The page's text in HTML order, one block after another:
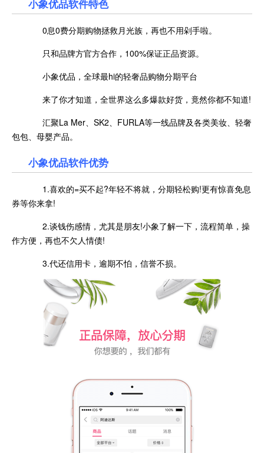
小象优品软件特色
0息0费分期购物拯救月光族，再也不用剁手啦。
只和品牌方官方合作，100%保证正品资源。
小象优品，全球最hi的轻奢品购物分期平台
来了你才知道，全世界这么多爆款好货，竟然你都不知道!
汇聚La Mer、SK2、FURLA等一线品牌及各类美妆、轻奢
包包、母婴产品。
小象优品软件优势
1.喜欢的=买不起?年轻不将就，分期轻松购!更有惊喜免息
券等你来拿!
2.谈钱伤感情，尤其是朋友!小象了解一下，流程简单，操
作方便，再也不欠人情债!
3.代还信用卡，逾期不怕，信誉不损。